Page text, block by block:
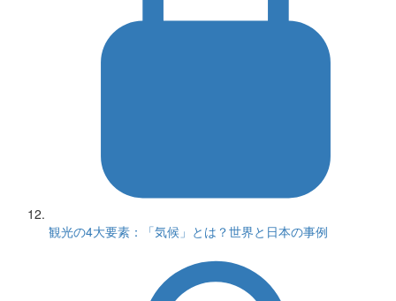
観光の4大要素：「気候」とは？世界と日本の事例